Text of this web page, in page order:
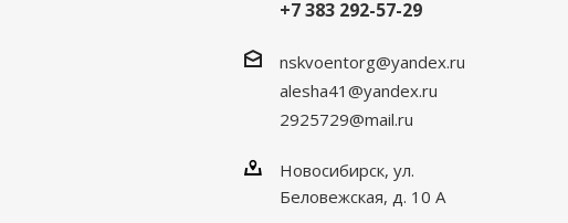
+7 383 292-57-29
nskvoentorg@yandex.ru
alesha41@yandex.ru
2925729@mail.ru
Новосибирск, ул.
Беловежская, д. 10 А